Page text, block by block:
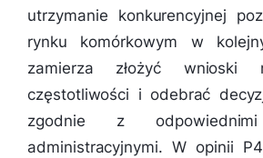
utrzymanie konkurencyjnej
rynku komórkowym w
zamierza złożyć wnioski
częstotliwości i odebrać
zgodnie z odpowiednimi
administracyjnymi. W opinii